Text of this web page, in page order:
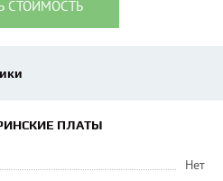
СТОИМОСТЬ
ПЛАТЫ
Нет